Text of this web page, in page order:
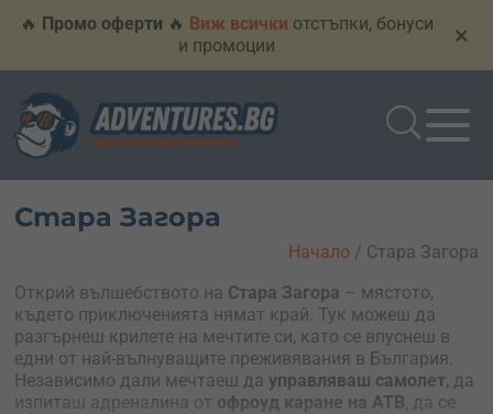
🔥 Промо оферти 🔥 Виж всички отстъпки, бонуси
и промоции
×
Стара Загора
Открий вълшебството на Стара Загора – мястото,
където приключенията нямат край. Тук можеш да
разгърнеш крилете на мечтите си, като се впуснеш в
едни от най-вълнуващите преживявания в България.
Независимо дали мечтаеш да управляваш самолет, да
изпиташ адреналина от офроуд каране на АТВ, да се
Начало / Стара Загора